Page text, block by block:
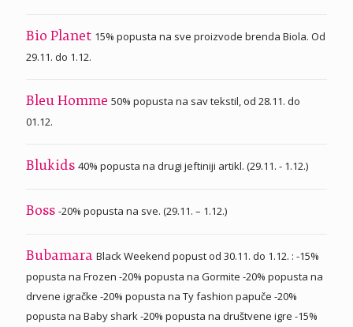
Bio Planet 15% popusta na sve proizvode brenda Biola. Od
29.11. do 1.12.
Bleu Homme 50% popusta na sav tekstil, od 28.11. do
01.12.
Blukids 40% popusta na drugi jeftiniji artikl. (29.11. - 1.12.)
Boss -20% popusta na sve. (29.11. – 1.12.)
Bubamara Black Weekend popust od 30.11. do 1.12. : -15%
popusta na Frozen -20% popusta na Gormite -20% popusta na
drvene igračke -20% popusta na Ty fashion papuče -20%
popusta na Baby shark -20% popusta na društvene igre -15%